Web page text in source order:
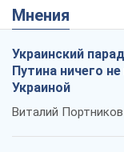
Мнения
Украинский
Путина ничего
Украиной
Виталий Портников